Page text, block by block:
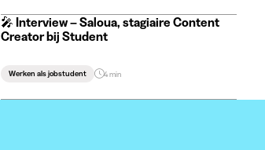
🎤 Interview – Saloua, stagiaire Content
Creator bij Student
Werken als jobstudent 4 min